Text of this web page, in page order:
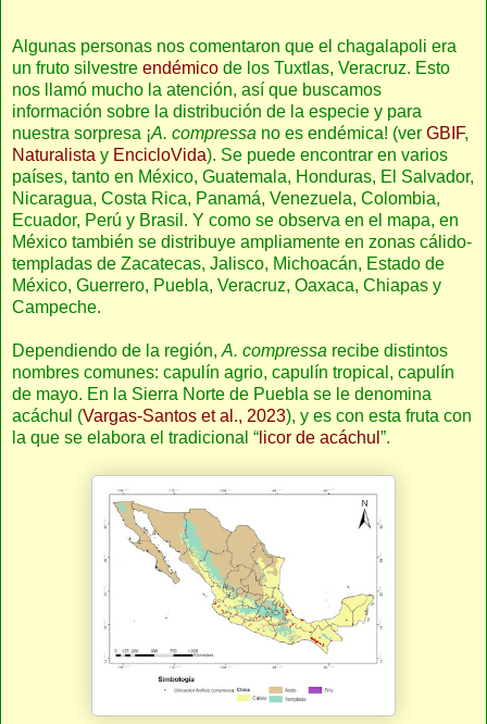
Algunas personas nos comentaron que el chagalapoli era
un fruto silvestre endémico de los Tuxtlas, Veracruz. Esto
nos llamó mucho la atención, así que buscamos
información sobre la distribución de la especie y para
nuestra sorpresa ¡A. compressa no es endémica! (ver GBIF,
Naturalista y EncicloVida). Se puede encontrar en varios
países, tanto en México, Guatemala, Honduras, El Salvador,
Nicaragua, Costa Rica, Panamá, Venezuela, Colombia,
Ecuador, Perú y Brasil. Y como se observa en el mapa, en
México también se distribuye ampliamente en zonas cálido-
templadas de Zacatecas, Jalisco, Michoacán, Estado de
México, Guerrero, Puebla, Veracruz, Oaxaca, Chiapas y
Campeche.
Dependiendo de la región, A. compressa recibe distintos
nombres comunes: capulín agrio, capulín tropical, capulín
de mayo. En la Sierra Norte de Puebla se le denomina
acáchul (Vargas-Santos et al., 2023), y es con esta fruta con
la que se elabora el tradicional “ licor de acáchul ”.